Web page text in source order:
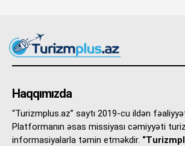
Haqqımızda
“Turizmplus.az” saytı 2019-cu ildən
Platformanın əsas missiyası cəmiyyəti
informasiyalarla təmin etməkdir.